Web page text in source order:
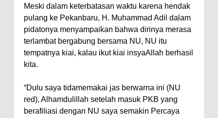
Meski dalam keterbatasan waktu karena hendak
pulang ke Pekanbaru, H. Muhammad Adil dalam
pidatonya menyampaikan bahwa dirinya merasa
terlambat bergabung bersama NU, NU itu
tempatnya kiai, kalau ikut kiai insyaAllah berhasil
kita.
“Dulu saya tidamemakai jas berwarna ini (NU
red), Alhamdulillah setelah masuk PKB yang
berafiliasi dengan NU saya semakin Percaya